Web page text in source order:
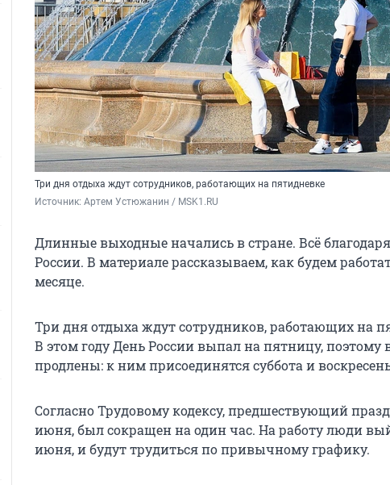
Три дня отдыха ждут сотрудников, работающих на пятидневке
Источник: Артем Устюжанин / MSK1.RU
Длинные выходные начались в стране. Всё
России. В материале рассказываем, как будем
месяце.
Три дня отдыха ждут сотрудников, работающих на
В этом году День России выпал на пятницу, поэтому
продлены: к ним присоединятся суббота и
Согласно Трудовому кодексу, предшествующий
июня, был сокращен на один час. На работу люди
июня, и будут трудиться по привычному графику.